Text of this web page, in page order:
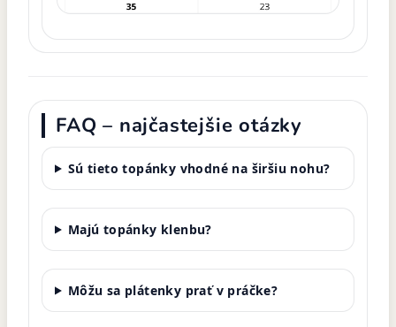
FAQ – najčastejšie otázky
Sú tieto topánky vhodné na širšiu nohu?
Majú topánky klenbu?
Môžu sa plátenky prať v práčke?